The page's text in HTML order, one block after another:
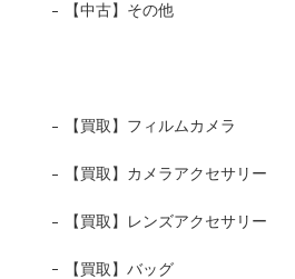
【中古】その他
【買取】フィルムカメラ
【買取】カメラアクセサリー
【買取】レンズアクセサリー
【買取】バッグ